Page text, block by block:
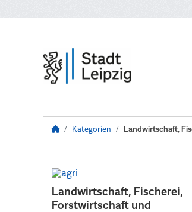
Kategorien Landwirtschaft,
Landwirtschaft, Fischerei,
Forstwirtschaft und